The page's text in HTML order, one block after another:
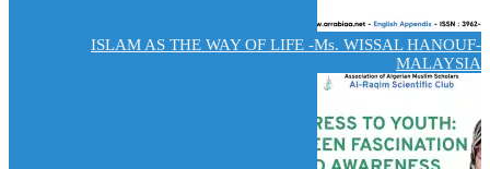
ISLAM AS THE WAY OF LIFE -Ms. WISSAL HANOUF-
MALAYSIA